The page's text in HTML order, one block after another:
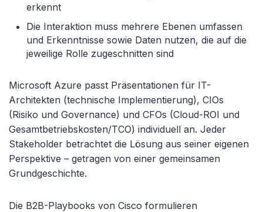
erkennt
Die Interaktion muss mehrere Ebenen umfassen
und Erkenntnisse sowie Daten nutzen, die auf die
jeweilige Rolle zugeschnitten sind
Microsoft Azure passt Präsentationen für IT-
Architekten (technische Implementierung), CIOs
(Risiko und Governance) und CFOs (Cloud-ROI und
Gesamtbetriebskosten/TCO) individuell an. Jeder
Stakeholder betrachtet die Lösung aus seiner eigenen
Perspektive – getragen von einer gemeinsamen
Grundgeschichte.
Die B2B-Playbooks von Cisco formulieren